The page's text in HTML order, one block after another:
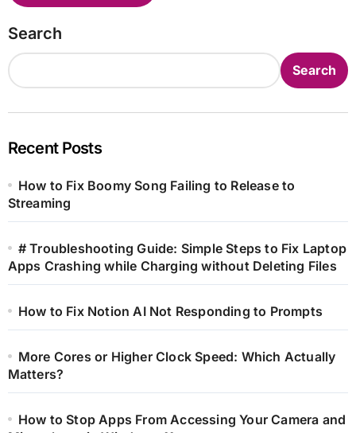
Search
Search
Recent Posts
How to Fix Boomy Song Failing to Release to
Streaming
# Troubleshooting Guide: Simple Steps to Fix Laptop
Apps Crashing while Charging without Deleting Files
How to Fix Notion AI Not Responding to Prompts
More Cores or Higher Clock Speed: Which Actually
Matters?
How to Stop Apps From Accessing Your Camera and